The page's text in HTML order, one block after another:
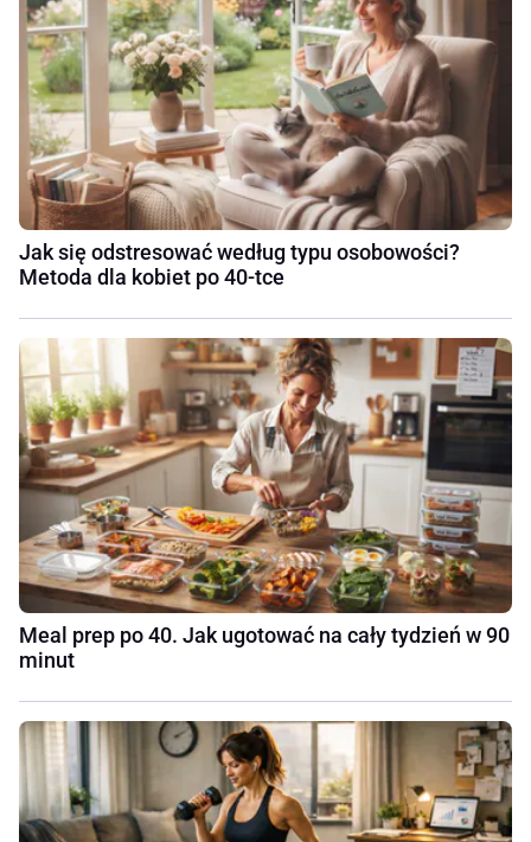
Jak się odstresować według typu osobowości?
Metoda dla kobiet po 40-tce
Meal prep po 40. Jak ugotować na cały tydzień w 90
minut